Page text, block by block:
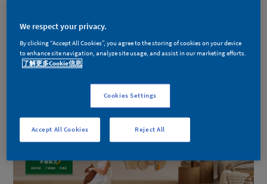
墙面漆产品
木器漆产品分类
We respect your privacy.
By clicking “Accept All Cookies”, you agree to the storing of cookies on your device
to enhance site navigation, analyze site usage, and assist in our marketing efforts.
了解更多Cookie信息
Cookies Settings
Reject All
Accept All Cookies